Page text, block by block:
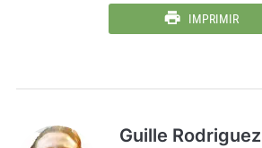
IMPRIMIR
Guille Rodriguez